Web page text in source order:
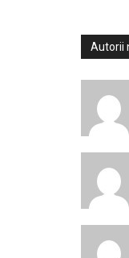
Autorii